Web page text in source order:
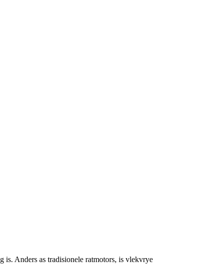
is. Anders as tradisionele ratmotors, is vlekvrye